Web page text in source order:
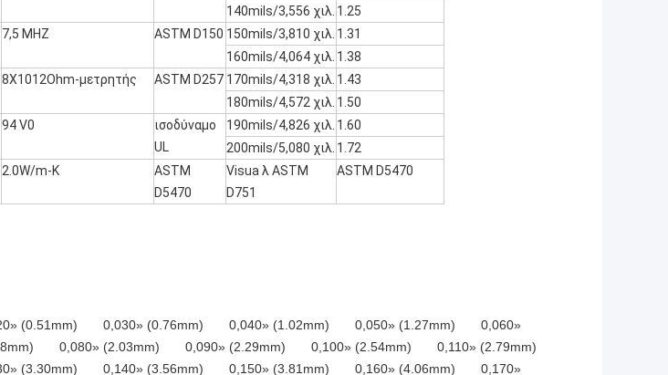
140mils/3,556 χιλ. 1.25
7,5 MHZ ASTM D150 150mils/3,810 χιλ. 1.31
160mils/4,064 χιλ. 1.38
8X1012Ohm-μετρητής ASTM D257 170mils/4,318 χιλ. 1.43
180mils/4,572 χιλ. 1.50
94 V0
ισοδύναμο
UL
190mils/4,826 χιλ. 1.60
200mils/5,080 χιλ. 1.72
2.0W/m-Κ
ASTM
D5470
Visua λ ASTM
D751
ASTM D5470
(0.51mm) 0,030» (0.76mm) 0,040» (1.02mm) 0,050» (1.27mm) 0,060»
0,080» (2.03mm) 0,090» (2.29mm) 0,100» (2.54mm) 0,110» (2.79mm)
(3.30mm) 0,140» (3.56mm) 0,150» (3.81mm) 0,160» (4.06mm) 0,170»